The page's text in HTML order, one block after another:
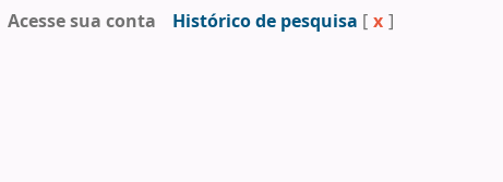
Acesse sua conta Histórico de pesquisa [ x ]